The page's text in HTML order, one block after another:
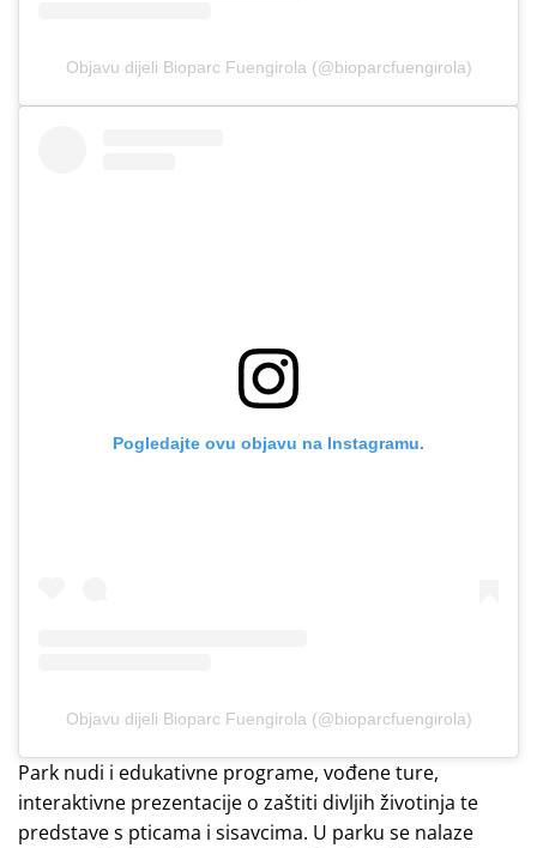
Objavu dijeli Bioparc Fuengirola (@bioparcfuengirola)
Pogledajte ovu objavu na Instagramu.
Objavu dijeli Bioparc Fuengirola (@bioparcfuengirola)
Park nudi i edukativne programe, vođene ture,
interaktivne prezentacije o zaštiti divljih životinja te
predstave s pticama i sisavcima. U parku se nalaze